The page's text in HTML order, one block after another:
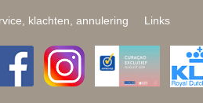
klachten, annulering Links